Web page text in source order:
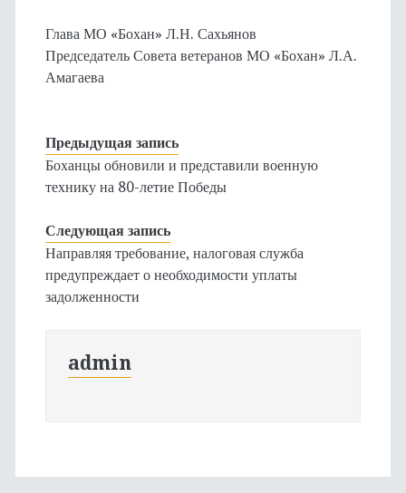
Глава МО «Бохан» Л.Н. Сахьянов
Председатель Совета ветеранов МО «Бохан» Л.А.
Амагаева
Предыдущая запись
Боханцы обновили и представили военную
технику на 80-летие Победы
Следующая запись
Направляя требование, налоговая служба
предупреждает о необходимости уплаты
задолженности
admin